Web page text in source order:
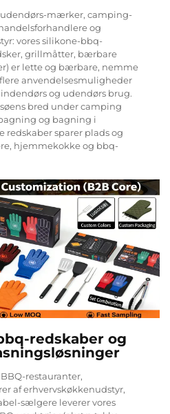
mærker, camping-
og
vores silikone-bbq-
grillmåtter, bærbare
er lette og bærbare, nemme
anvendelsesmuligheder
og udendørs brug.
bred under camping
og bagning i
redskaber sparer plads og
hjemmekokke og bbq-
redskaber og
restauranter,
af erhvervskøkkenudstyr,
sælgere leverer vores